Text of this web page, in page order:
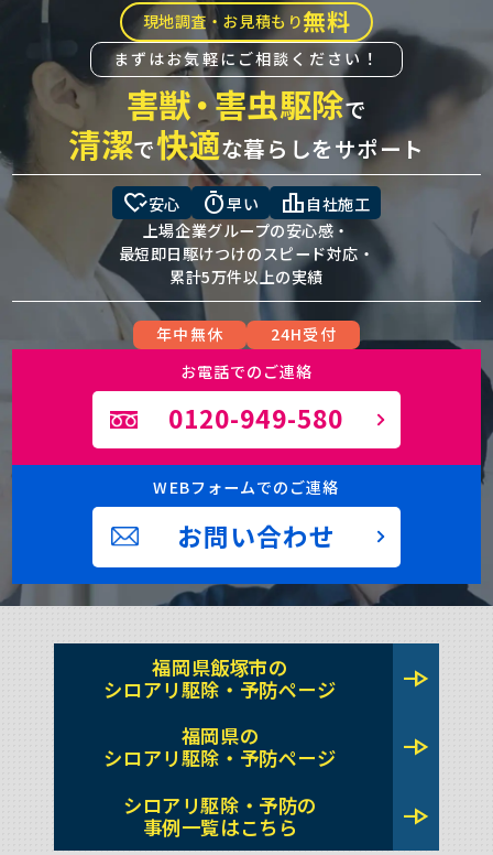
現地調査・お見積もり無料
まずはお気軽にご相談ください！
害獣・害虫駆除で
清潔で快適な暮らしをサポート
heart_check安心 timer早い leaderboard 自社施工
上場企業グループの安心感・
最短即日駆けつけのスピード対応・
累計5万件以上の実績
年中無休
24H受付
お電話でのご連絡
0120-949-580
WEBフォームでのご連絡
お問い合わせ
福岡県飯塚市の
シロアリ駆除・予防ページ
line_end_arrow
福岡県の
シロアリ駆除・予防ページ
line_end_arrow
シロアリ駆除・予防の
事例一覧はこちら
line_end_arrow